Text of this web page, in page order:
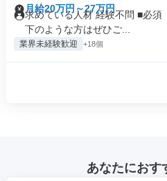
月給20万円～27万円
求めている人材 経験不問 ■必須
下のような方はぜひご...
業界未経験歓迎 +18個
あなたにおす